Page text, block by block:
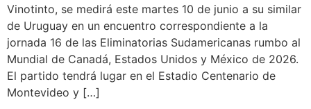
Vinotinto, se medirá este martes 10 de junio a su similar
de Uruguay en un encuentro correspondiente a la
jornada 16 de las Eliminatorias Sudamericanas rumbo al
Mundial de Canadá, Estados Unidos y México de 2026.
El partido tendrá lugar en el Estadio Centenario de
Montevideo y […]